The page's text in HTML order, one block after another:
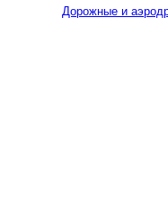
Дорожные и